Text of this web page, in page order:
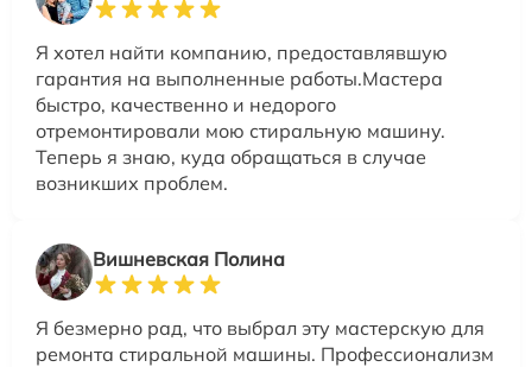
Я хотел найти компанию, предоставлявшую
гарантия на выполненные работы.Мастера
быстро, качественно и недорого
отремонтировали мою стиральную машину.
Теперь я знаю, куда обращаться в случае
возникших проблем.
Вишневская Полина
Я безмерно рад, что выбрал эту мастерскую для
ремонта стиральной машины. Профессионализм